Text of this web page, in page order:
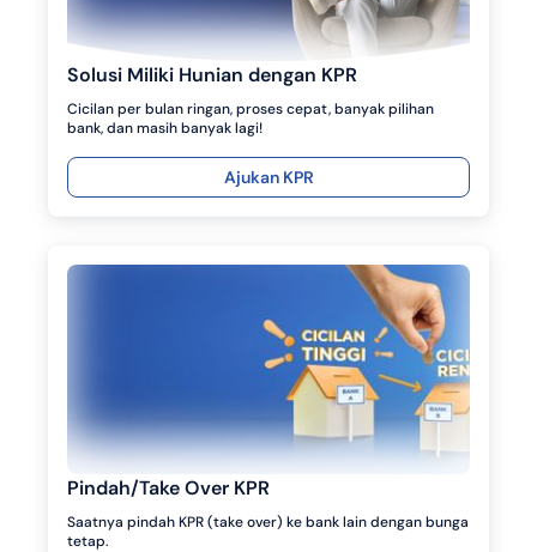
Solusi Miliki Hunian dengan KPR
Cicilan per bulan ringan, proses cepat, banyak pilihan
bank, dan masih banyak lagi!
Ajukan KPR
Pindah/Take Over KPR
Saatnya pindah KPR (take over) ke bank lain dengan bunga
tetap.